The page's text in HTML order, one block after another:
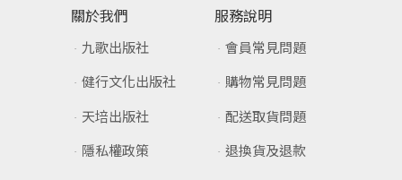
關於我們
九歌出版社
健行文化出版社
天培出版社
隱私權政策
服務說明
會員常見問題
購物常見問題
配送取貨問題
退換貨及退款